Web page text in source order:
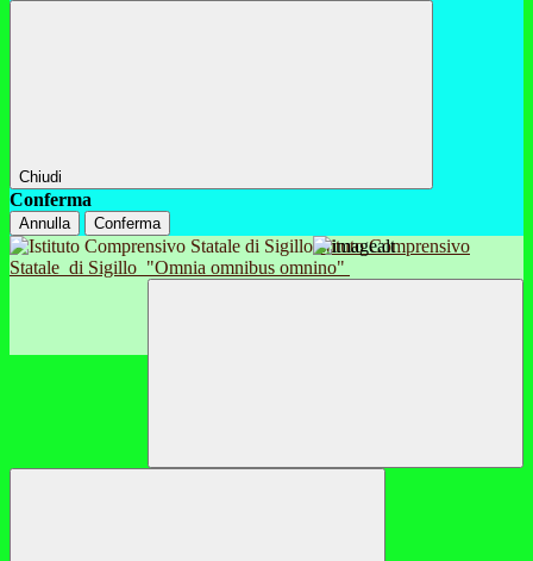
Chiudi
Conferma
Annulla Conferma
Istituto Comprensivo
Statale di Sigillo "Omnia omnibus omnino"